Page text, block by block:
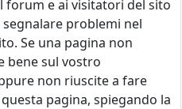
forum e ai visitatori del sito
problemi nel
Se una pagina non
bene sul vostro
non riuscite a fare
pagina, spiegando la